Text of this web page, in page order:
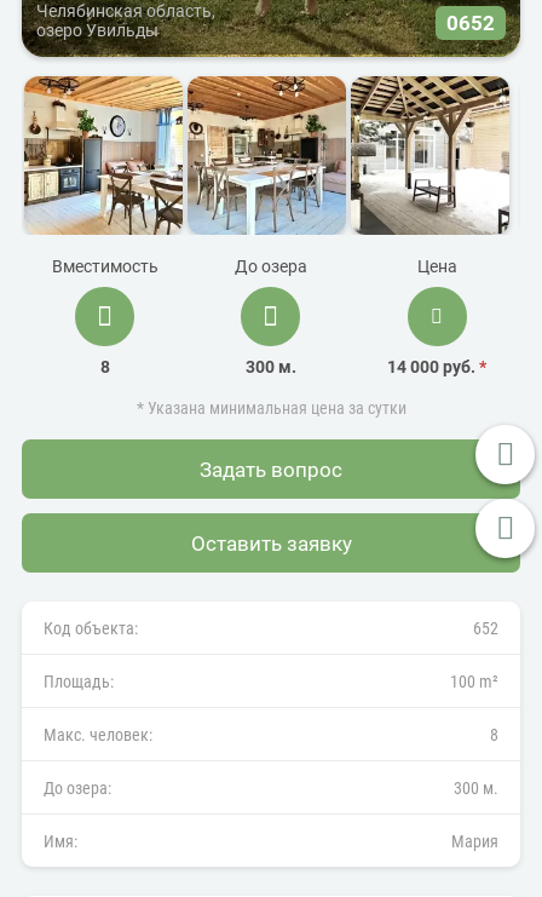
Челябинская область,
озеро Увильды
0652
Вместимость
8
До озера
300 м.
Цена
14 000 руб.*
* Указана минимальная цена за сутки
Задать вопрос
Оставить заявку
Код объекта: 652
Площадь: 100 m²
Макс. человек: 8
До озера: 300 м.
Имя: Мария